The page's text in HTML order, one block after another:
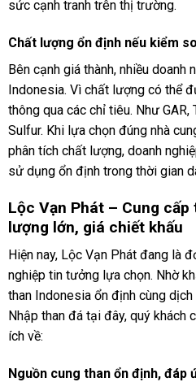
sức cạnh tranh trên thị trường.
Chất lượng ổn định nếu kiểm
Bên cạnh giá thành, nhiều doanh
Indonesia. Vì chất lượng có thể
thông qua các chỉ tiêu. Như
Sulfur. Khi lựa chọn đúng nhà
phân tích chất lượng, doanh
sử dụng ổn định trong thời gian
Lộc Vạn Phát – Cung cấp
lượng lớn, giá chiết khấu
Hiện nay, Lộc Vạn Phát đang là
nghiệp tin tưởng lựa chọn. Nhờ
than Indonesia ổn định cùng
Nhập than đá tại đây, quý khách
ích về:
Nguồn cung than ổn định, đáp